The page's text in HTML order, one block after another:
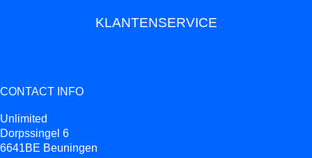
KLANTENSERVICE
CONTACT INFO
Unlimited
Dorpssingel 6
6641BE Beuningen